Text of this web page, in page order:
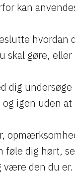
kan
skal gøre,
dig
igen uden
føle dig hørt,
den du er.